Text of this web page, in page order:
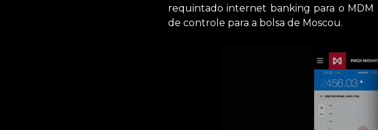
requintado internet banking para o MDM
de controle para a bolsa de Moscou.